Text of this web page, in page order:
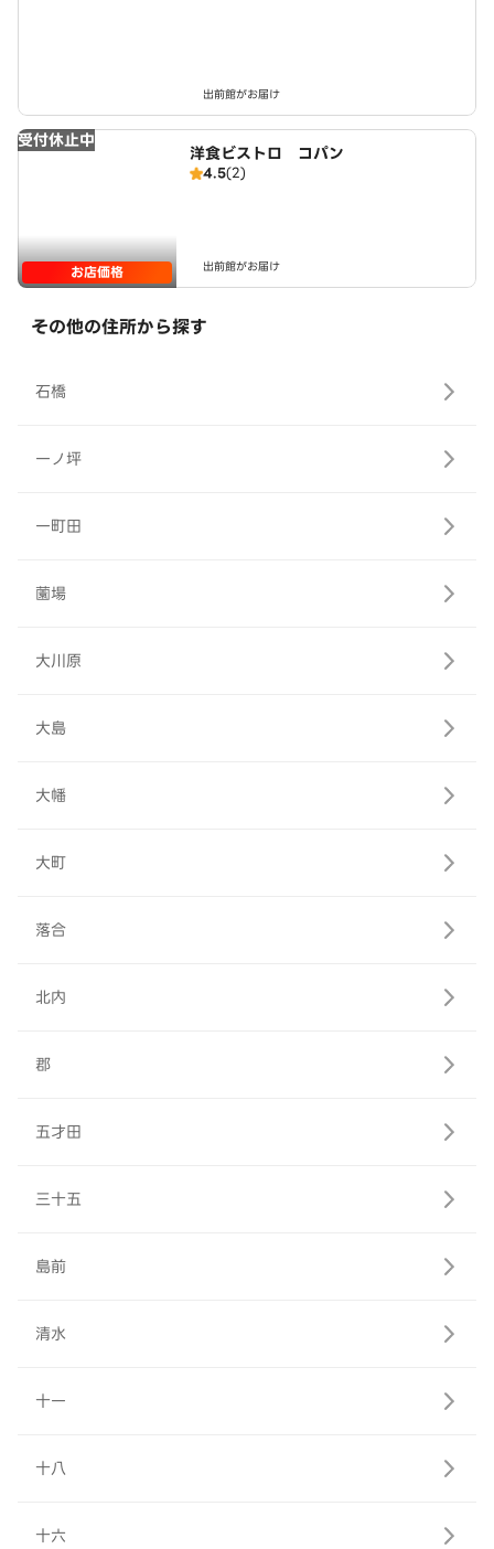
出前館がお届け
受付休止中
お店価格
洋食ビストロ コパン
4.5(2)
出前館がお届け
その他の住所から探す
石橋
一ノ坪
一町田
薗場
大川原
大島
大幡
大町
落合
北内
郡
五才田
三十五
島前
清水
十一
十八
十六